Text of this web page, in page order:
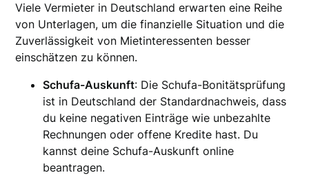
Viele Vermieter in Deutschland erwarten eine Reihe
von Unterlagen, um die finanzielle Situation und die
Zuverlässigkeit von Mietinteressenten besser
einschätzen zu können.
Schufa-Auskunft: Die Schufa-Bonitätsprüfung
ist in Deutschland der Standardnachweis, dass
du keine negativen Einträge wie unbezahlte
Rechnungen oder offene Kredite hast. Du
kannst deine Schufa-Auskunft online
beantragen.